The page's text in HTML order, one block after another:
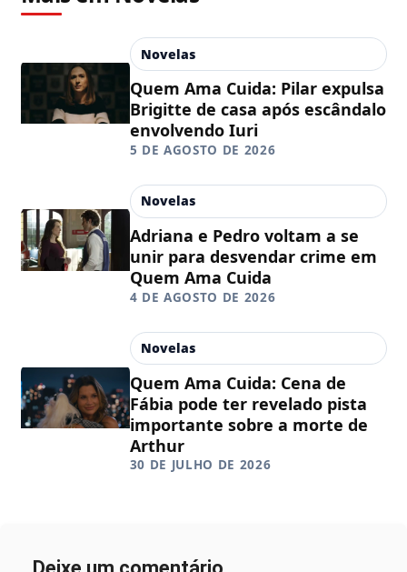
Novelas
Quem Ama Cuida: Pilar expulsa
Brigitte de casa após escândalo
envolvendo Iuri
5 DE AGOSTO DE 2026
Novelas
Adriana e Pedro voltam a se
unir para desvendar crime em
Quem Ama Cuida
4 DE AGOSTO DE 2026
Novelas
Quem Ama Cuida: Cena de
Fábia pode ter revelado pista
importante sobre a morte de
Arthur
30 DE JULHO DE 2026